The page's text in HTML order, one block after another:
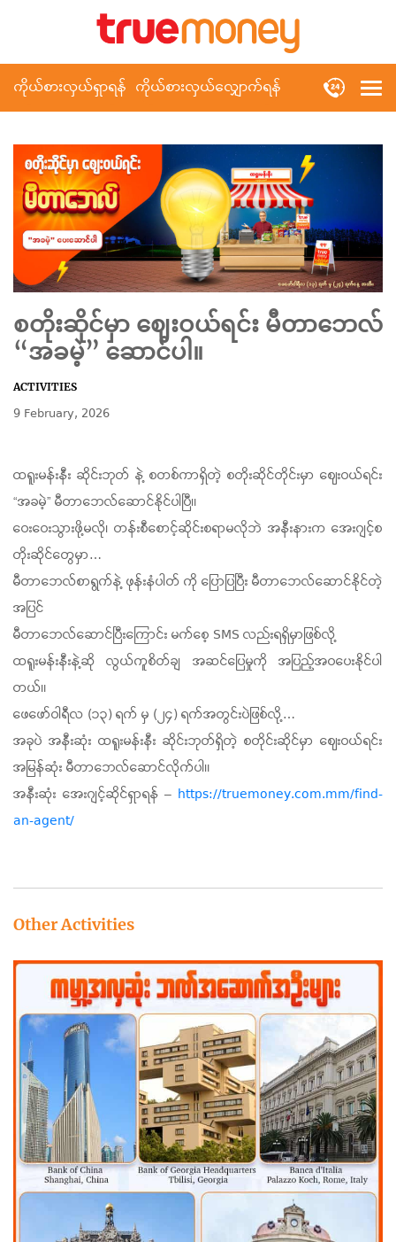
ကိုယ်စားလှယ်ရှာရန် ကိုယ်စားလှယ်လျှောက်ရန်
စတိုးဆိုင်မှာ ဈေးဝယ်ရင်း မီတာဘေလ်
“အခမဲ့” ဆောင်ပါ။
ACTIVITIES
9 February, 2026
ထရူးမန်းနီး ဆိုင်းဘုတ် နဲ့ စတစ်ကာရှိတဲ့ စတိုးဆိုင်တိုင်းမှာ ဈေးဝယ်ရင်း
“အခမဲ့” မီတာဘေလ်ဆောင်နိုင်ပါပြီ။
ဝေးဝေးသွားဖို့မလို၊ တန်းစီစောင့်ဆိုင်းစရာမလိုဘဲ အနီးနားက အေးဂျင့်စ
တိုးဆိုင်တွေမှာ…
မီတာဘေလ်စာရွက်နဲ့ ဖုန်းနံပါတ် ကို ပြောပြပြီး မီတာဘေလ်ဆောင်နိုင်တဲ့
အပြင်
မီတာဘေလ်ဆောင်ပြီးကြောင်း မက်စေ့ SMS လည်းရရှိမှာဖြစ်လို့
ထရူးမန်းနီးနဲ့ဆို လွယ်ကူစိတ်ချ အဆင်ပြေမှုကို အပြည့်အဝပေးနိုင်ပါ
တယ်။
ဖေဖော်ဝါရီလ (၁၃) ရက် မှ (၂၄) ရက်အတွင်းပဲဖြစ်လို့…
အခုပဲ အနီးဆုံး ထရူးမန်းနီး ဆိုင်းဘုတ်ရှိတဲ့ စတိုင်းဆိုင်မှာ ဈေးဝယ်ရင်း
အမြန်ဆုံး မီတာဘေလ်ဆောင်လိုက်ပါ။
အနီးဆုံး အေးဂျင့်ဆိုင်ရှာရန် – https://truemoney.com.mm/find-
an-agent/
Other Activities